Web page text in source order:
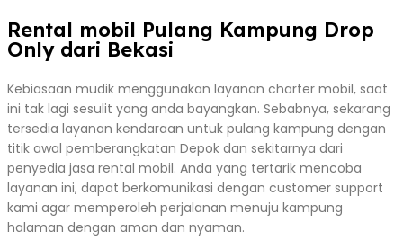
Rental mobil Pulang Kampung Drop
Only dari Bekasi
Kebiasaan mudik menggunakan layanan charter mobil, saat
ini tak lagi sesulit yang anda bayangkan. Sebabnya, sekarang
tersedia layanan kendaraan untuk pulang kampung dengan
titik awal pemberangkatan Depok dan sekitarnya dari
penyedia jasa rental mobil. Anda yang tertarik mencoba
layanan ini, dapat berkomunikasi dengan customer support
kami agar memperoleh perjalanan menuju kampung
halaman dengan aman dan nyaman.